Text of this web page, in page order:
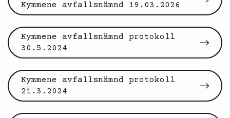
Kymmene avfallsnämnd 19.03.2026
Kymmene avfallsnämnd protokoll
30.5.2024
Kymmene avfallsnämnd protokoll
21.3.2024